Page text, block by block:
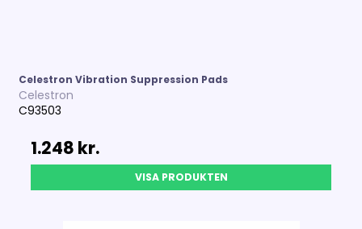
Celestron Vibration Suppression Pads
Celestron
C93503
1.248 kr.
VISA PRODUKTEN